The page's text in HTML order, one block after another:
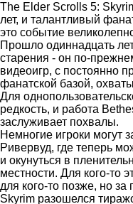
The Elder Scrolls 5:
лет, и талантливый
это событие
Прошло одиннадцать
старения - он по-
видеоигр, с постоянно
фанатской базой,
Для
редкость, и работа
заслуживает похвалы.
Немногие игроки могут
Ривервуд, где теперь
и окунуться в
местности. Для кого-то
для кого-то позже, но
Skyrim разошелся